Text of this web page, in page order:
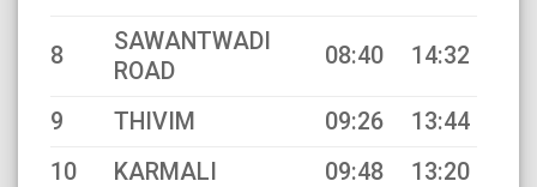
8
SAWANTWADI
ROAD
08:40 14:32
9 THIVIM 09:26
13:44
10
KARMALI 09:48
13:20